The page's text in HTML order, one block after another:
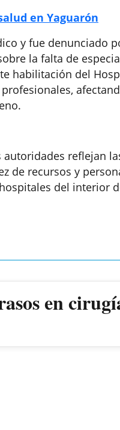
en Yaguarón
y fue denunciado
la falta de
habilitación del
reflejan
de recursos y
del interior
en